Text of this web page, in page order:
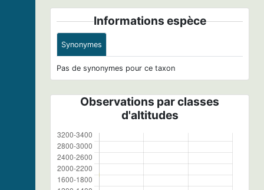
Informations espèce
Synonymes
Pas de synonymes pour ce taxon
Observations par classes
d'altitudes